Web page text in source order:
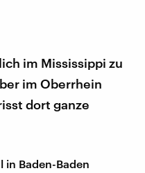
im Mississippi zu
im Oberrhein
dort ganze
in Baden-Baden